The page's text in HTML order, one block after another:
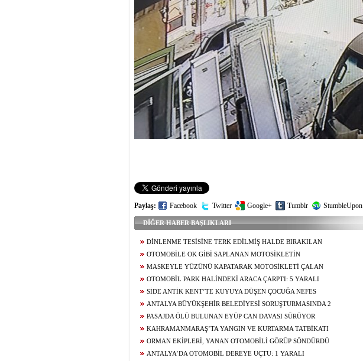
Paylaş: Facebook Twitter Google+ Tumblr StumbleUpon
DİĞER HABER BAŞLIKLARI
DİNLENME TESİSİNE TERK EDİLMİŞ HALDE BIRAKILAN
OTOMOBİLDEKİ 3 ŞIRINGA ZEHİR TACİRİNİ ELE VERDİ
OTOMOBİLE OK GİBİ SAPLANAN MOTOSİKLETİN
SÜRÜCÜSÜ HAFİF TİCARİ ARACIN ALTINDA KALARAK CAN
VERDİĞİ KAZA KAMERADA
MASKEYLE YÜZÜNÜ KAPATARAK MOTOSİKLETİ ÇALAN
HIRSIZ JANDARMA EKİPLERİNDEN KAÇAMADI
OTOMOBİL PARK HALİNDEKİ ARACA ÇARPTI: 5 YARALI
SİDE ANTİK KENT’TE KUYUYA DÜŞEN ÇOCUĞA NEFES
KESEN KURTARMA OPERASYONU
ANTALYA BÜYÜKŞEHİR BELEDİYESİ SORUŞTURMASINDA 2
ŞÜPHELİ SERBEST BIRAKILDI
PASAJDA ÖLÜ BULUNAN EYÜP CAN DAVASI SÜRÜYOR
KAHRAMANMARAŞ’TA YANGIN VE KURTARMA TATBİKATI
ORMAN EKİPLERİ, YANAN OTOMOBİLİ GÖRÜP SÖNDÜRDÜ
ANTALYA’DA OTOMOBİL DEREYE UÇTU: 1 YARALI